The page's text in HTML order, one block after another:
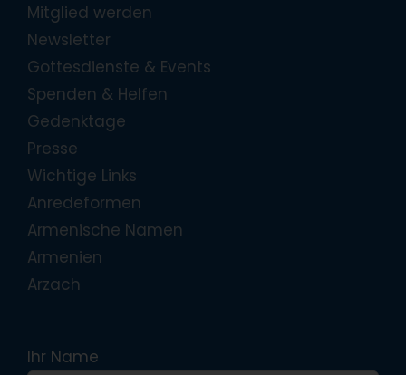
Mitglied werden
Newsletter
Gottesdienste & Events
Spenden & Helfen
Gedenktage
Presse
Wichtige Links
Anredeformen
Armenische Namen
Armenien
Arzach
Ihr Name